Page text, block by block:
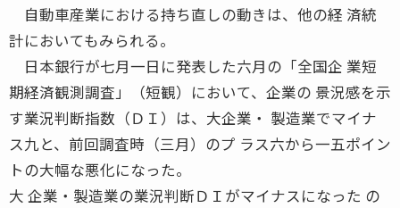
自動車産業における持ち直しの動きは、他の経 済統
計においてもみられる。
日本銀行が七月一日に発表した六月の「全国企 業短
期経済観測調査」（短観）において、企業の 景況感を示
す業況判断指数（ＤＩ）は、大企業・ 製造業でマイナ
ス九と、前回調査時（三月）のプ ラス六から一五ポイン
トの大幅な悪化になった。
大 企業・製造業の業況判断ＤＩがマイナスになった の